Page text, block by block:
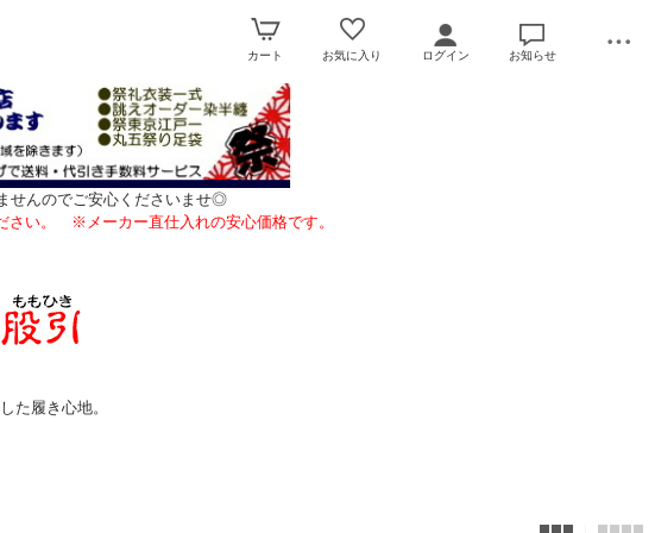
カート お気に入り ログイン お知らせ
せんのでご安心くださいませ◎
い。 ※メーカー直仕入れの安心価格です。
た履き心地。